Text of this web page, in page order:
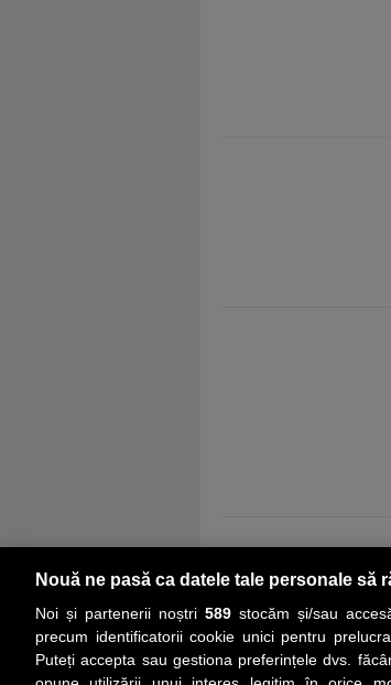
PRIMA PAGINĂ
Nouă ne pasă ca datele tale personale să
Noi și partenerii noștri 589stocăm și/sau
precum identificatorii cookie unici pentru
Puteți accepta sau gestiona preferințele dvs.